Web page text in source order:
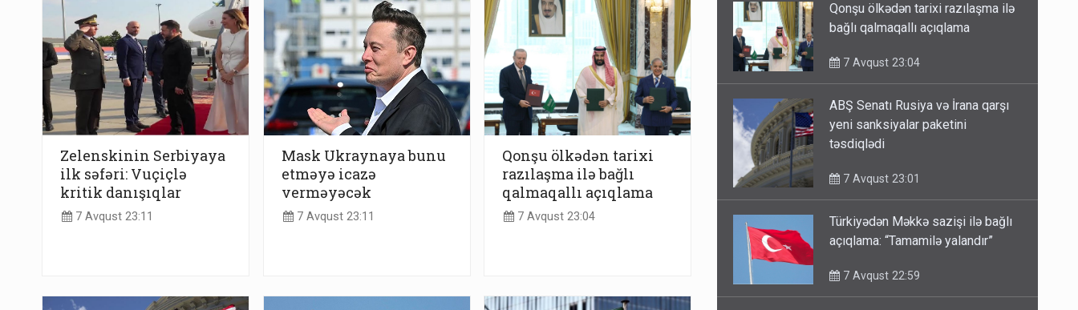
Zelenskinin Serbiyaya
ilk səfəri: Vuçiçlə
kritik danışıqlar
7 Avqust 23:11
Mask Ukraynaya bunu
etməyə icazə
verməyəcək
7 Avqust 23:11
Qonşu ölkədən tarixi
razılaşma ilə bağlı
qalmaqallı açıqlama
7 Avqust 23:04
Qonşu ölkədən tarixi razılaşma ilə
bağlı qalmaqallı açıqlama
7 Avqust 23:04
ABŞ Senatı Rusiya və İrana qarşı
yeni sanksiyalar paketini
təsdiqlədi
7 Avqust 23:01
Türkiyədən Məkkə sazişi ilə bağlı
açıqlama: “Tamamilə yalandır”
7 Avqust 22:59